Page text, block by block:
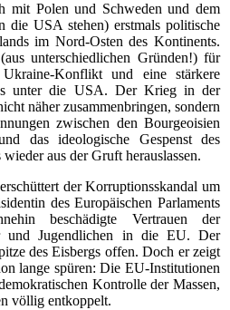
mit Polen und Schweden und dem
die USA stehen) erstmals politische
im Nord-Osten des Kontinents.
unterschiedlichen Gründen!) für
Konflikt und eine stärkere
unter die USA. Der Krieg in der
näher zusammenbringen, sondern
zwischen den Bourgeoisien
das ideologische Gespenst des
aus der Gruft herauslassen.
der Korruptionsskandal um
des Europäischen Parlaments
beschädigte Vertrauen der
und Jugendlichen in die EU. Der
des Eisbergs offen. Doch er zeigt
lange spüren: Die EU-Institutionen
Kontrolle der Massen,
völlig entkoppelt.